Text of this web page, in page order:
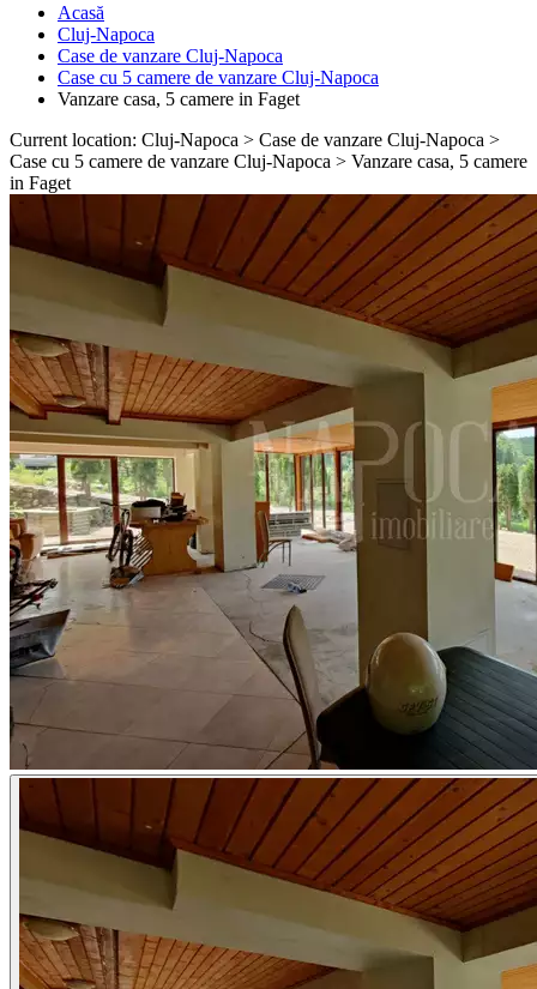
Acasă
Cluj-Napoca
Case de vanzare Cluj-Napoca
Case cu 5 camere de vanzare Cluj-Napoca
Vanzare casa, 5 camere in Faget
Current location: Cluj-Napoca > Case de vanzare Cluj-Napoca >
Case cu 5 camere de vanzare Cluj-Napoca > Vanzare casa, 5 camere
in Faget